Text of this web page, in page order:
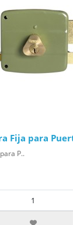
Fija para
P..